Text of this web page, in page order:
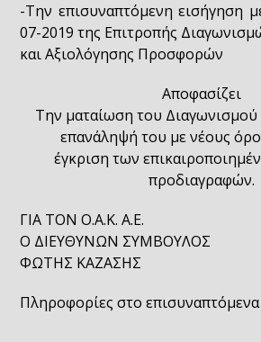
-Την επισυναπτόμενη εισήγηση
07-2019 της Επιτροπής
και Αξιολόγησης Προσφορών
Αποφασίζει
Την ματαίωση του Διαγωνισμού
επανάληψή του με νέους
έγκριση των
προδιαγραφών.
ΓΙΑ ΤΟΝ Ο.Α.Κ. Α.Ε.
Ο ΔΙΕΥΘΥΝΩΝ ΣΥΜΒΟΥΛΟΣ
ΦΩΤΗΣ ΚΑΖΑΣΗΣ
Πληροφορίες στο επισυναπτόμενα